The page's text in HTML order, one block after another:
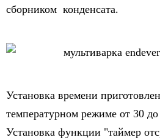
сборником конденсата.
Установка времени
температурном режиме от 30 до
Установка функции "таймер